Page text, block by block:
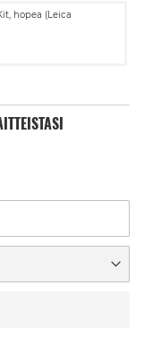
hopea (Leica